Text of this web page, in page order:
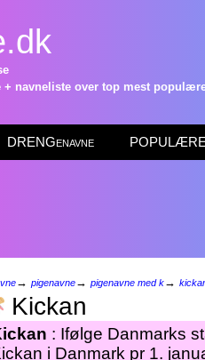
+ navneliste over top mest
DRENGenavne POPULÆRE
→ pigenavne→ pigenavne med k→
Kickan
: Ifølge Danmarks
i Danmark pr 1.